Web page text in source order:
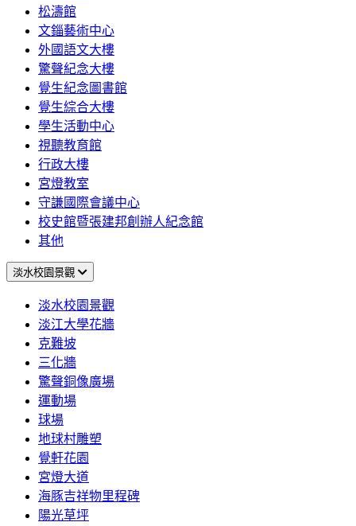
松濤館
文錙藝術中心
外國語文大樓
驚聲紀念大樓
覺生紀念圖書館
覺生綜合大樓
學生活動中心
視聽教育館
行政大樓
宮燈教室
守謙國際會議中心
校史館暨張建邦創辦人紀念館
其他
淡水校園景觀
淡水校園景觀
淡江大學花牆
克難坡
三化牆
驚聲銅像廣場
運動場
球場
地球村雕塑
覺軒花園
宮燈大道
海豚吉祥物里程碑
陽光草坪